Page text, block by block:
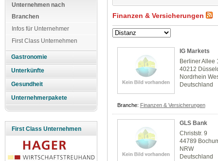
Unternehmen nach
Branchen
Infos für Unternehmer
First Class Unternehmen
Gastronomie
Unterkünfte
Gesundheit
Unternehmerpakete
First Class Unternehmen
Finanzen & Versicherungen
IG Markets
Berliner Allee
40212
Nordrhein
Deutschland
Branche: Finanzen & Versicherungen
GLS Bank
Christstr. 9
44789
NRW
Deutschland